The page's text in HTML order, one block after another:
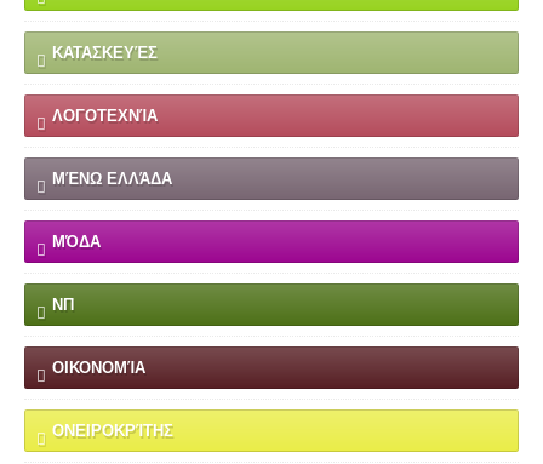
ΚΑΤΑΣΚΕΥΈΣ
ΛΟΓΟΤΕΧΝΊΑ
ΜΈΝΩ ΕΛΛΆΔΑ
ΜΌΔΑ
ΝΠ
ΟΙΚΟΝΟΜΊΑ
ΟΝΕΙΡΟΚΡΊΤΗΣ